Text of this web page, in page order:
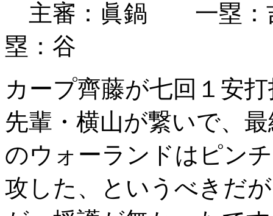
主審：眞鍋 一塁
塁：谷
カープ齊藤が七回１安
先輩・横山が繋いで、
のウォーランドはピン
攻した、というべきだ